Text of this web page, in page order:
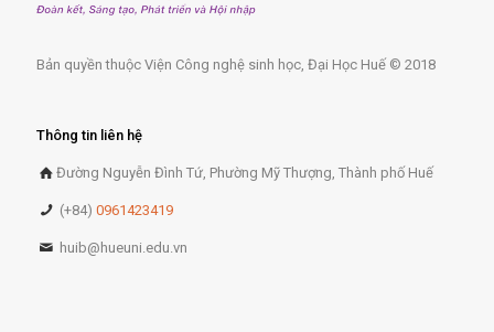
Bản quyền thuộc Viện Công nghệ sinh học, Đại Học Huế © 2018
Thông tin liên hệ
Đường Nguyễn Đình Tứ, Phường Mỹ Thượng, Thành phố Huế
(+84)0961423419
huib@hueuni.edu.vn